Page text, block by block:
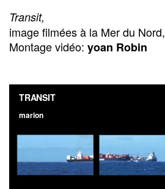
Transit,
image filmées à la Mer du Nord,
Montage vidéo: yoan Robin